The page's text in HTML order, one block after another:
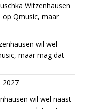
Witzenhausen
Qmusic, maar
wil wel
maar mag dat
2027
wil wel naast